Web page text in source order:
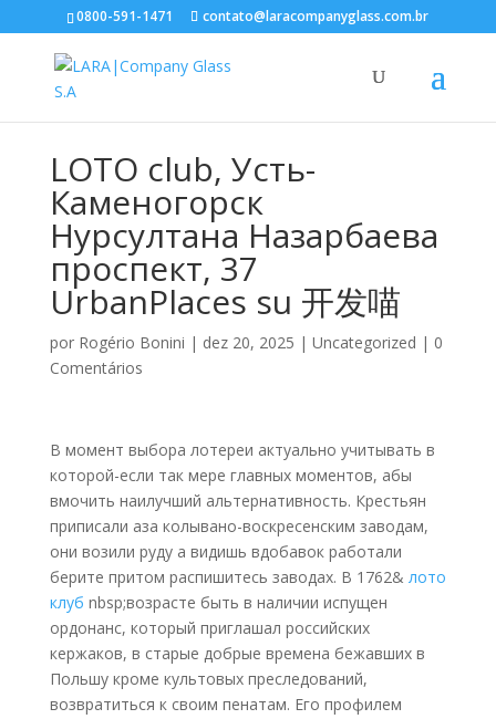
0800-591-1471 contato@laracompanyglass.com.br
LOTO club, Усть-
Каменогорск
Нурсултана Назарбаева
проспект, 37
UrbanPlaces su 开发喵
por Rogério Bonini | dez 20, 2025 | Uncategorized | 0
Comentários
В момент выбора лотереи актуально учитывать в
которой-если так мере главных моментов, абы
вмочить наилучший альтернативность. Крестьян
приписали аза колывано-воскресенским заводам,
они возили руду а видишь вдобавок работали
берите притом распишитесь заводах. В 1762& лото
клуб nbsp;возрасте быть в наличии испущен
ордонанс, который приглашал российских
кержаков, в старые добрые времена бежавших в
Польшу кроме культовых преследований,
возвратиться к своим пенатам. Его профилем